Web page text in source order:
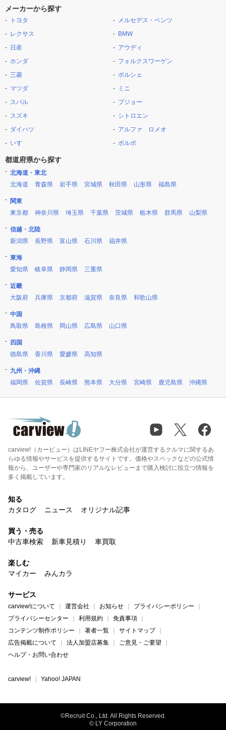
メーカーから探す
トヨタ
レクサス
日産
ホンダ
三菱
マツダ
スバル
スズキ
ダイハツ
いすゞ
メルセデス・ベンツ
BMW
アウディ
フォルクスワーゲン
ポルシェ
ミニ
プジョー
シトロエン
アルファ ロメオ
ボルボ
都道府県から探す
北海道・東北
北海道
青森県 岩手県 宮城県 秋田県 山形県 福島県
関東
東京都
神奈川県 埼玉県 千葉県 茨城県 栃木県 群馬県 山梨県
信越・北陸
新潟県
長野県 富山県 石川県 福井県
東海
愛知県
岐阜県 静岡県 三重県
近畿
大阪府
兵庫県 京都府 滋賀県 奈良県 和歌山県
中国
鳥取県
島根県 岡山県 広島県 山口県
四国
徳島県
香川県 愛媛県 高知県
九州・沖縄
福岡県
佐賀県 長崎県 熊本県 大分県 宮崎県 鹿児島県 沖縄県
carview!（カービュー）はLINEヤフー株式会社が運営するクルマに関するあ
らゆる情報やサービスを提供するサイトです。価格やスペックなどの公式情
報から、ユーザーや専門家のリアルなレビューまで購入検討に役立つ情報を
多く掲載しています。
知る
カタログ
ニュース オリジナル記事
買う・売る
中古車検索
新車見積り 車買取
楽しむ
マイカー
みんカラ
サービス
carview!について 運営会社 お知らせ
プライバシーポリシー
プライバシーセンター
利用規約
免責事項
コンテンツ制作ポリシー
著者一覧
サイトマップ
広告掲載について
法人加盟店募集
ご意見・ご要望
ヘルプ・お問い合わせ
carview! Yahoo! JAPAN
©Recruit Co., Ltd. All Rights Reserved.
© LY Corporation